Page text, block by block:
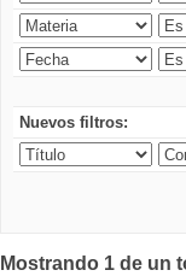
Nuevos filtros:
Mostrando 1 de un